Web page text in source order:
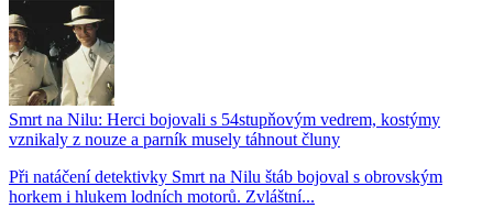
Smrt na Nilu: Herci bojovali s 54stupňovým vedrem, kostýmy
vznikaly z nouze a parník musely táhnout čluny
Při natáčení detektivky Smrt na Nilu štáb bojoval s obrovským
horkem i hlukem lodních motorů. Zvláštní...